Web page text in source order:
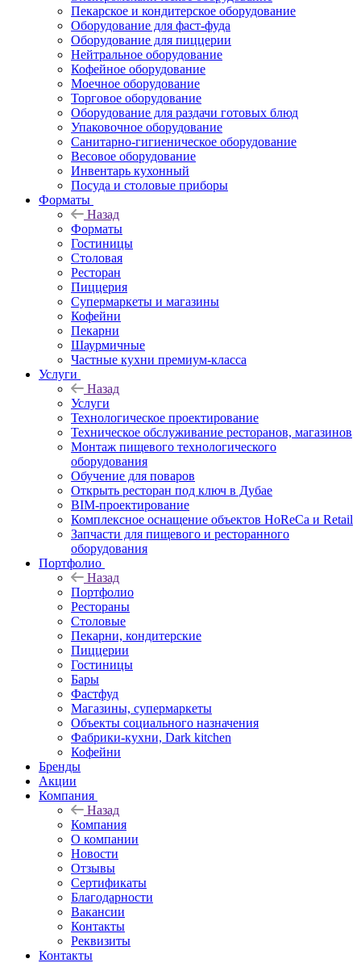
Пекарское и кондитерское оборудование
Оборудование для фаст-фуда
Оборудование для пиццерии
Нейтральное оборудование
Кофейное оборудование
Моечное оборудование
Торговое оборудование
Оборудование для раздачи готовых блюд
Упаковочное оборудование
Санитарно-гигиеническое оборудование
Весовое оборудование
Инвентарь кухонный
Посуда и столовые приборы
Форматы
Назад
Форматы
Гостиницы
Столовая
Ресторан
Пиццерия
Супермаркеты и магазины
Кофейни
Пекарни
Шаурмичные
Частные кухни премиум-класса
Услуги
Назад
Услуги
Технологическое проектирование
Техническое обслуживание ресторанов, магазинов
Монтаж пищевого технологического
оборудования
Обучение для поваров
Открыть ресторан под ключ в Дубае
BIM-проектирование
Комплексное оснащение объектов HoReCa и Retail
Запчасти для пищевого и ресторанного
оборудования
Портфолио
Назад
Портфолио
Рестораны
Столовые
Пекарни, кондитерские
Пиццерии
Гостиницы
Бары
Фастфуд
Магазины, супермаркеты
Объекты социального назначения
Фабрики-кухни, Dark kitchen
Кофейни
Бренды
Акции
Компания
Назад
Компания
О компании
Новости
Отзывы
Сертификаты
Благодарности
Вакансии
Контакты
Реквизиты
Контакты